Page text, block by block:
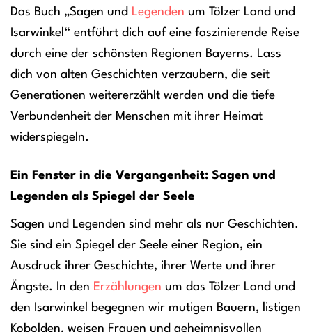
Das Buch „Sagen und Legenden um Tölzer Land und
Isarwinkel“ entführt dich auf eine faszinierende Reise
durch eine der schönsten Regionen Bayerns. Lass
dich von alten Geschichten verzaubern, die seit
Generationen weitererzählt werden und die tiefe
Verbundenheit der Menschen mit ihrer Heimat
widerspiegeln.
Ein Fenster in die Vergangenheit: Sagen und
Legenden als Spiegel der Seele
Sagen und Legenden sind mehr als nur Geschichten.
Sie sind ein Spiegel der Seele einer Region, ein
Ausdruck ihrer Geschichte, ihrer Werte und ihrer
Ängste. In den Erzählungen um das Tölzer Land und
den Isarwinkel begegnen wir mutigen Bauern, listigen
Kobolden, weisen Frauen und geheimnisvollen